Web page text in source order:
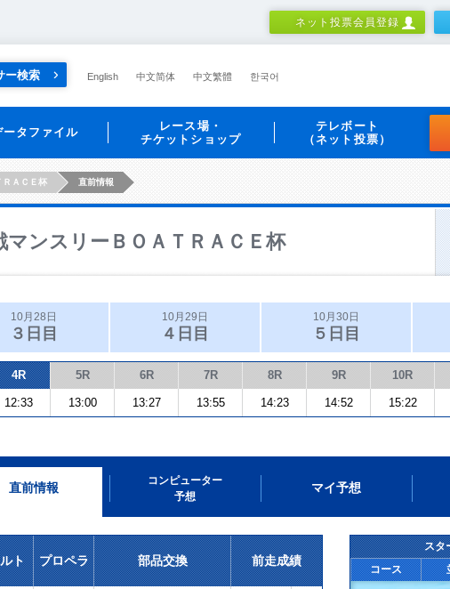
ネット投票会員登録
ー検索 English 中文简体 中文繁體 한국어
ータファイル
レース場・
チケットショップ
テレボート
（ネット投票）
ＲＡＣＥ杯 直前情報
マンスリーＢＯＡＴＲＡＣＥ杯
10月28日
３日目
10月29日
４日目
10月30日
５日目
4R 5R 6R 7R 8R 9R 10R
12:33 13:00 13:27 13:55 14:23 14:52 15:22
直前情報
コンピューター
予想
マイ予想
ト プロペラ 部品交換
前走成績
スタ
コース